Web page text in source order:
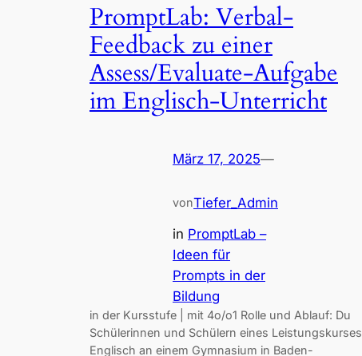
PromptLab: Verbal-
Feedback zu einer
Assess/Evaluate-Aufgabe
im Englisch-Unterricht
März 17, 2025—
vonTiefer_Admin
in PromptLab –
Ideen für
Prompts in der
Bildung
in der Kursstufe | mit 4o/o1 Rolle und Ablauf: Du
Schülerinnen und Schülern eines Leistungskurses
Englisch an einem Gymnasium in Baden-